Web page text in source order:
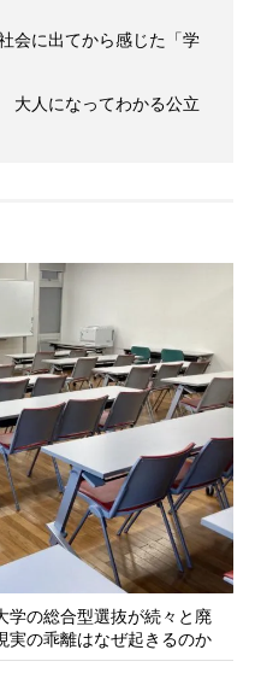
会に出てから感じた「学
大人になってわかる公立
学の総合型選抜が続々と廃
の乖離はなぜ起きるのか